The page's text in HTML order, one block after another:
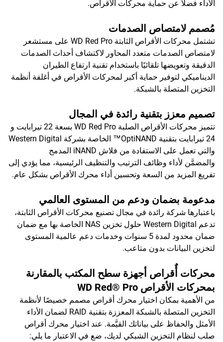
الأداء فضلاً عن حماية محركات الأقراص.
مُصمم لامتصاص الصدمات
تشتمل محركات الأقراص الثابتة WD Red Pro على مستشعر
لامتصاص الصدمات متعدد المحاور لاكتشاف أحداث الصدمات
الدقيقة وتعويضها تلقائيًا باستخدام تقنية ارتفاع الطيران
الديناميكي لتوفير حماية أكبر لمحركات الأقراص في أغلفة أنظمة
التخزين المتصلة بالشبكة.
تصميم معزز بتقنية رائدة في المجال
تتميز محركات الأقراص الصلبة WD Red Pro بسعة 22 تيرابايت و
24 تيرابايت بتقنية OptiNAND™ الخاصة بشركة Western Digital
والتي تعمل على الاستفادة من فلاش iNAND المدمج
والمضمَّن لأداء وظائف الترتيب والتنظيف الرئيسية، مما يؤدي إلى
تفريغ المزيد من السعة وتحسين أداء محرك الأقراص بشكل عام.
مدعومة بضمان ودعم من المستوى العالمي
باعتبارها شركة رائدة في مجال تصنيع محركات الأقراص الثابتة،
تدعم Western Digital حلول تخزين NAS الخاصة بها مع ضمان
ضمان محدود لمدة 5 سنوات وخدمات دعم عالمية المستوى
لتخزين البيانات بدون متاعب.
محركات أٌقراص أجهزة سطح المكتب بالمقارنة
بمحركات الأقراص WD Red® Pro
من الأهمية بمكان اختيار محرك أقراص مصمم خصيصًا لأنظمة
التخزين المتصلة بالشبكة المعززة بتقنية RAID لضمان الأداء
الأمثل والحفاظ على بياناتك القيَّمة. عند اختيار محرك أقراص
صلب لنظام التخزين الشبكي لديك، ضع في الاعتبار ما يلي: